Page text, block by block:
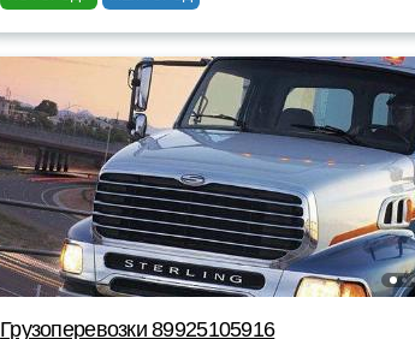
Грузоперевозки 89925105916